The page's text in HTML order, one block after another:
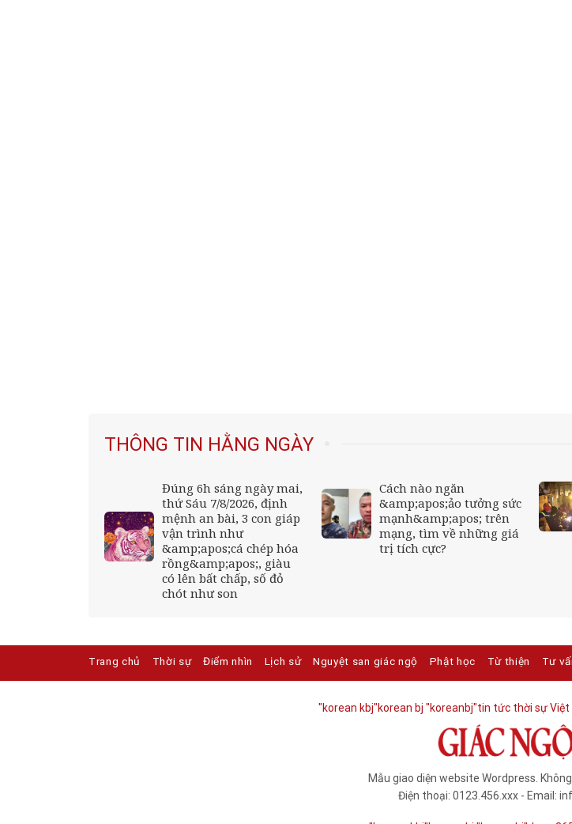
THÔNG TIN HẰNG NGÀY
Đúng 6h sáng ngày mai,
thứ Sáu 7/8/2026, định
mệnh an bài, 3 con giáp
vận trình như
&amp;apos;cá chép hóa
rồng&amp;apos;, giàu
có lên bất chấp, số đỏ
chót như son
Cách nào ngăn
&amp;apos;ảo tưởng sức
mạnh&amp;apos; trên
mạng, tìm về những giá
trị tích cực?
Trang chủ Thời sự Điểm nhìn Lịch sử Nguyệt san giác ngộ Phật học Từ thiện Tư
"korean kbj​"korean bj "koreanbj​"tin tức thời sự Việt
Mẫu giao diện website Wordpress.
Điện thoại: 0123.456.xxx - Email: